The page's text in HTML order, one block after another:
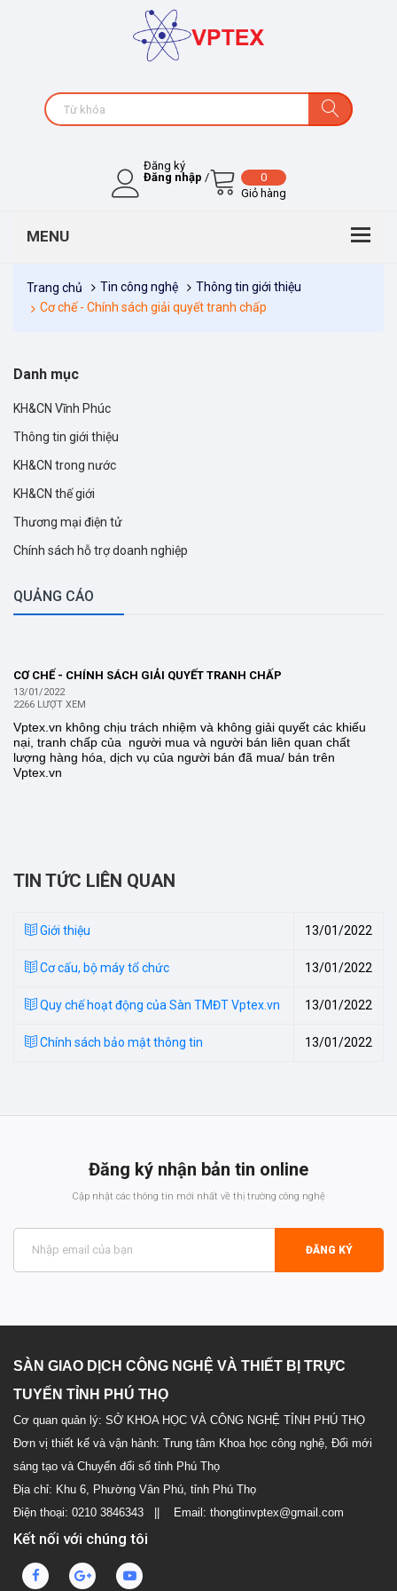
Đăng ký
Đăng nhập /
0
Giỏ hàng
Trang chủ Tin công nghệ
Thông tin giới thiệu
Cơ chế - Chính sách giải quyết tranh chấp
Danh mục
KH&CN Vĩnh Phúc
Thông tin giới thiệu
KH&CN trong nước
KH&CN thế giới
Thương mại điện tử
Chính sách hỗ trợ doanh nghiệp
QUẢNG CÁO
CƠ CHẾ - CHÍNH SÁCH GIẢI QUYẾT TRANH CHẤP
13/01/2022
2266 LƯỢT XEM
Vptex.vn không chịu trách nhiệm và không giải quyết các khiếu
nại, tranh chấp của người mua và người bán liên quan chất
lượng hàng hóa, dịch vụ của người bán đã mua/ bán trên
Vptex.vn
TIN TỨC LIÊN QUAN
Giới thiệu 13/01/2022
Cơ cấu, bộ máy tổ chức 13/01/2022
Quy chế hoạt động của Sàn TMĐT Vptex.vn 13/01/2022
Chính sách bảo mật thông tin 13/01/2022
Đăng ký nhận bản tin online
Cập nhật các thông tin mới nhất về thị trường công nghệ
ĐĂNG KÝ
SÀN GIAO DỊCH CÔNG NGHỆ VÀ THIẾT BỊ TRỰC
TUYẾN TỈNH PHÚ THỌ
Cơ quan quản lý: SỞ KHOA HỌC VÀ CÔNG NGHỆ TỈNH PHÚ THỌ
Đơn vị thiết kế và vận hành: Trung tâm Khoa học công nghệ, Đổi mới
sáng tạo và Chuyển đổi số tỉnh Phú Thọ
Địa chỉ: Khu 6, Phường Vân Phú, tỉnh Phú Thọ
Điện thoại: 0210 3846343 || Email: thongtinvptex@gmail.com
Kết nối với chúng tôi